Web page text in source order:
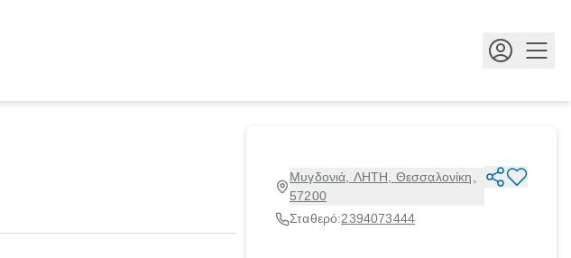
Μυγδονιά, ΛΗΤΗ, Θεσσαλονίκη,
57200
Σταθερό:2394073444